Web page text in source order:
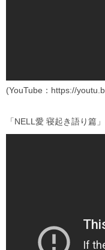
(YouTube：https://
「NELL愛 寝起き語り篇」